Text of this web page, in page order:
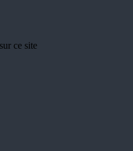
ce site